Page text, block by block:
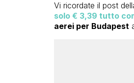
Vi ricordate il post
solo € 3,39 tutto
aerei per Budapest